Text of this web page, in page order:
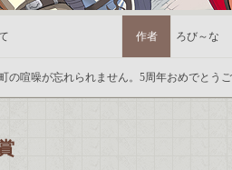
作者 ろび～な
の喧噪が忘れられません。5周年おめでとう